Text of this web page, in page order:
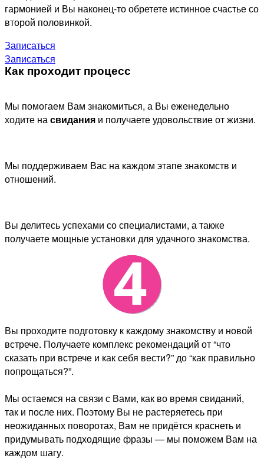
гармонией и Вы наконец-то обретете истинное счастье со
второй половинкой.
Записаться
Записаться
Как проходит процесс
Мы помогаем Вам знакомиться, а Вы еженедельно
ходите насвидания и получаете удовольствие от жизни.
Мы поддерживаем Вас на каждом этапе знакомств и
отношений.
Вы делитесь успехами со специалистами, а также
получаете мощные установки для удачного знакомства.
Вы проходите подготовку к каждому знакомству и новой
встрече. Получаете комплекс рекомендаций от “что
сказать при встрече и как себя вести?” до “как правильно
попрощаться?”.
Мы остаемся на связи с Вами, как во время свиданий,
так и после них. Поэтому Вы не растеряетесь при
неожиданных поворотах, Вам не придётся краснеть и
придумывать подходящие фразы — мы поможем Вам на
каждом шагу.